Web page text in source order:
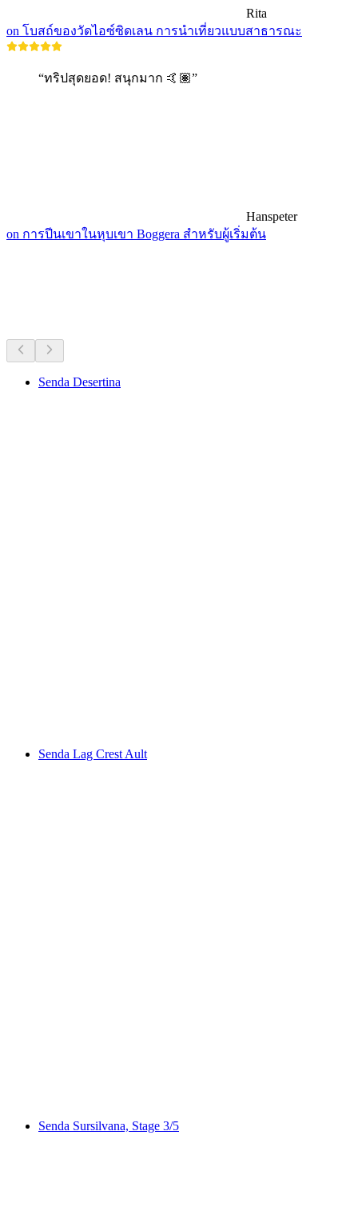
Rita
on โบสถ์ของวัดไอซ์ซิดเลน การนำเที่ยวแบบสาธารณะ
“ทริปสุดยอด! สนุกมาก 🤙🏽”
Hanspeter
on การปีนเขาในหุบเขา Boggera สำหรับผู้เริ่มต้น
Senda Desertina
Senda Lag Crest Ault
Senda Sursilvana, Stage 3/5